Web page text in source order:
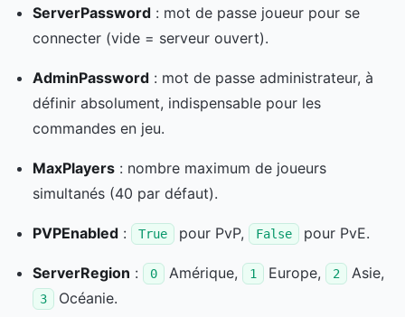
ServerPassword : mot de passe joueur pour se
connecter (vide = serveur ouvert).
AdminPassword : mot de passe administrateur, à
définir absolument, indispensable pour les
commandes en jeu.
MaxPlayers : nombre maximum de joueurs
simultanés (40 par défaut).
PVPEnabled : True pour PvP, False pour PvE.
ServerRegion : 0 Amérique, 1 Europe, 2 Asie,
3 Océanie.